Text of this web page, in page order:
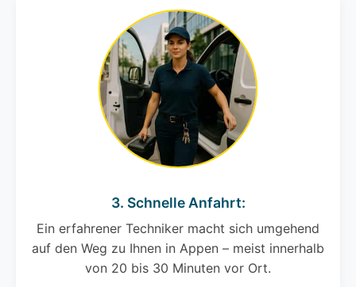
3. Schnelle Anfahrt:
Ein erfahrener Techniker macht sich umgehend
auf den Weg zu Ihnen in Appen – meist innerhalb
von 20 bis 30 Minuten vor Ort.